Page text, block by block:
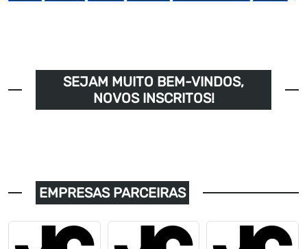
SEJAM MUITO BEM-VINDOS,
NOVOS INSCRITOS!
EMPRESAS PARCEIRAS